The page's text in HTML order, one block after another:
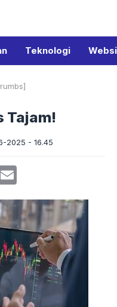
Teknologi
Tajam!
2025 - 16.45